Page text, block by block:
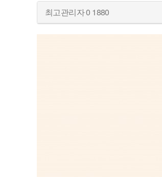
최고관리자0 1880